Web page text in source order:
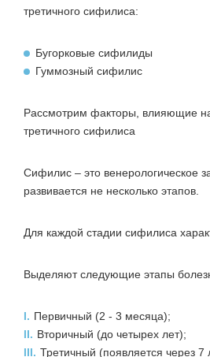
третичного сифилиса:
Бугорковые сифилиды
Гуммозный сифилис
Рассмотрим факторы, влияющие
третичного сифилиса
Сифилис – это венерологическое
развивается не несколько этапов.
Для каждой стадии сифилиса
Выделяют следующие этапы
I. Первичный (2 - 3 месяца);
II. Вторичный (до четырех лет);
III. Третичный (появляется через 7